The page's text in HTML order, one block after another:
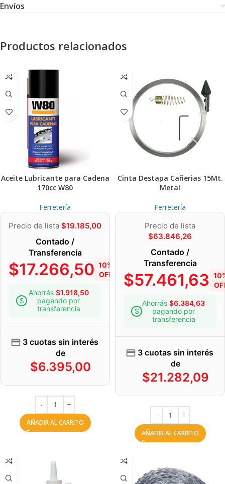
Envíos
Productos relacionados
Aceite Lubricante para Cadena
170cc W80
Ferretería
Precio de lista $19.185,00
Contado /
Transferencia
$17.266,50 10%
OFF
Ahorrás $1.918,50
pagando por
transferencia
3 cuotas sin interés
de
$6.395,00
AÑADIR AL CARRITO
Cinta Destapa Cañerias 15Mt.
Metal
Ferretería
Precio de lista
$63.846,26
Contado /
Transferencia
$57.461,63
Ahorrás $6.384,63
pagando por
transferencia
3 cuotas sin interés
de
$21.282,09
AÑADIR AL CARRITO